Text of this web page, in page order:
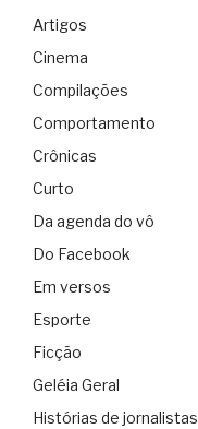
Artigos
Cinema
Compilações
Comportamento
Crônicas
Curto
Da agenda do vô
Do Facebook
Em versos
Esporte
Ficção
Geléia Geral
Histórias de jornalistas